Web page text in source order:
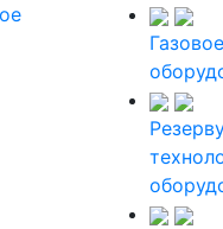
Газовое